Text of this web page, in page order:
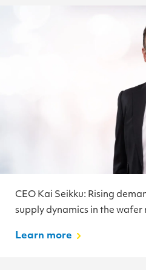
CEO Kai Seikku: Rising
supply dynamics in the wafer
Learn more